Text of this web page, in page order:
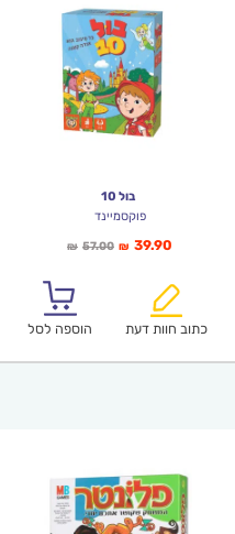
בול 10
פוקסמיינד
₪ 57.00המחיר
₪57.00.
₪ 39.90
הוא:
כתוב חוות דעת
הוספה לסל